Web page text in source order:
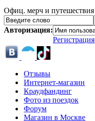
Офиц. мерч и путешествия
Авторизация:
Регистрация
Отзывы
Интернет-магазин
Краудфандинг
Фото из поездок
Форум
Магазин в Москве